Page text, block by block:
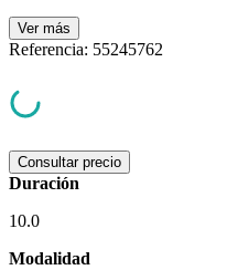
Ver más
Referencia: 55245762
Consultar precio
Duración
10.0
Modalidad